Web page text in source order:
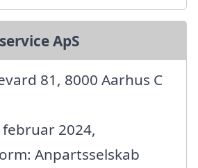
ApS
81, 8000 Aarhus C
2024,
Anpartsselskab